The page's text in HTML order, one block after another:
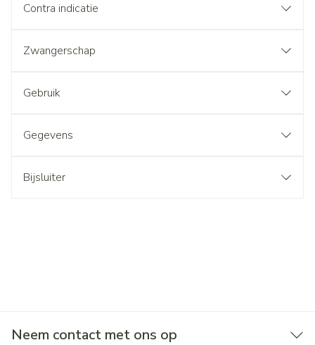
Contra indicatie
Zwangerschap
Gebruik
Gegevens
Bijsluiter
Neem contact met ons op